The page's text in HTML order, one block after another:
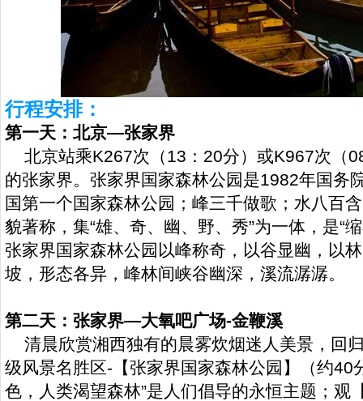
行程安排：
第一天：北京—张家界
北京站乘K267次（13：20分）或K967次（
的张家界。张家界国家森林公园是1982年国务
国第一个国家森林公园；峰三千做歌；水八百
貌著称，集“雄、奇、幽、野、秀”为一体，是“
张家界国家森林公园以峰称奇，以谷显幽，以
坡，形态各异，峰林间峡谷幽深，溪流潺潺。
第二天：张家界—大氧吧广场-金鞭溪
清晨欣赏湘西独有的晨雾炊烟迷人美景，回
级风景名胜区-【张家界国家森林公园】（约40
色，人类渴望森林”是人们倡导的永恒主题；观